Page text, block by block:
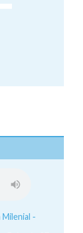
-